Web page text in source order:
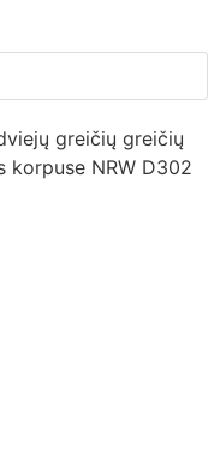
greičių greičių
korpuse NRW D302